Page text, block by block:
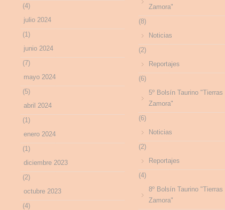
(4)
julio 2024
(1)
junio 2024
(7)
mayo 2024
(5)
abril 2024
(1)
enero 2024
(1)
diciembre 2023
(2)
octubre 2023
(4)
Zamora"
(8)
Noticias
(2)
Reportajes
(6)
5º Bolsín Taurino "Tierras
Zamora"
(6)
Noticias
(2)
Reportajes
(4)
8º Bolsín Taurino "Tierras
Zamora"